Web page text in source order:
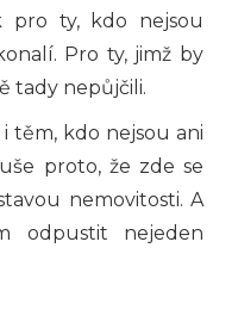
pro ty, kdo nejsou
Pro ty, jimž by
tady nepůjčili.
těm, kdo nejsou ani
proto, že zde se
nemovitosti. A
odpustit nejeden